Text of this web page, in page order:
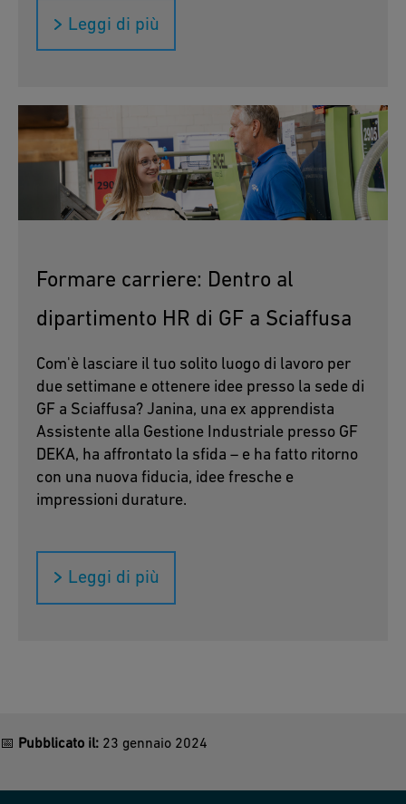
Leggi di più
Formare carriere: Dentro al
dipartimento HR di GF a Sciaffusa
Com'è lasciare il tuo solito luogo di lavoro per
due settimane e ottenere idee presso la sede di
GF a Sciaffusa? Janina, una ex apprendista
Assistente alla Gestione Industriale presso GF
DEKA, ha affrontato la sfida – e ha fatto ritorno
con una nuova fiducia, idee fresche e
impressioni durature.
Leggi di più
📅 Pubblicato il: 23 gennaio 2024